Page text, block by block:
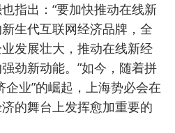
出：“要加快推动在线新
生代互联网经济品牌，全
发展壮大，推动在线新经
劲新动能。”如今，随着拼
企业”的崛起，上海势必会在
的舞台上发挥愈加重要的